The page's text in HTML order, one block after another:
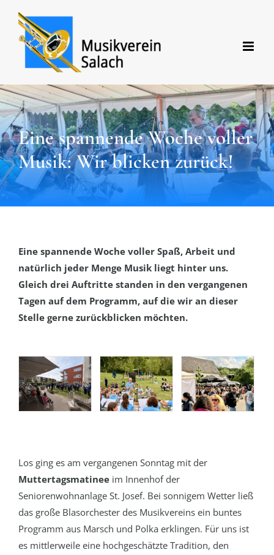
Inhalt
springen
Eine spannende Woche voller
Musik: Wir blicken zurück!
Eine spannende Woche voller Spaß, Arbeit und
natürlich jeder Menge Musik liegt hinter uns.
Gleich drei Auftritte standen in den vergangenen
Tagen auf dem Programm, auf die wir an dieser
Stelle gerne zurückblicken möchten.
Los ging es am vergangenen Sonntag mit der
Muttertagsmatinee im Innenhof der
Seniorenwohnanlage St. Josef. Bei sonnigem Wetter ließ
das große Blasorchester des Musikvereins ein buntes
Programm aus Marsch und Polka erklingen. Für uns ist
es mittlerweile eine hochgeschätzte Tradition, den